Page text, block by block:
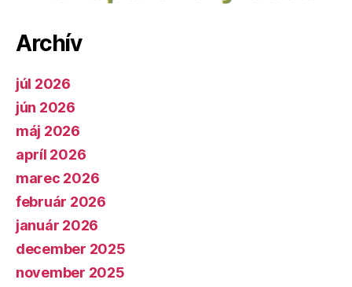
Archív
júl 2026
jún 2026
máj 2026
apríl 2026
marec 2026
február 2026
január 2026
december 2025
november 2025